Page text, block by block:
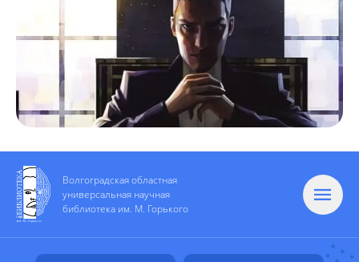
Волгоградская областная
универсальная научная
библиотека им. М. Горького